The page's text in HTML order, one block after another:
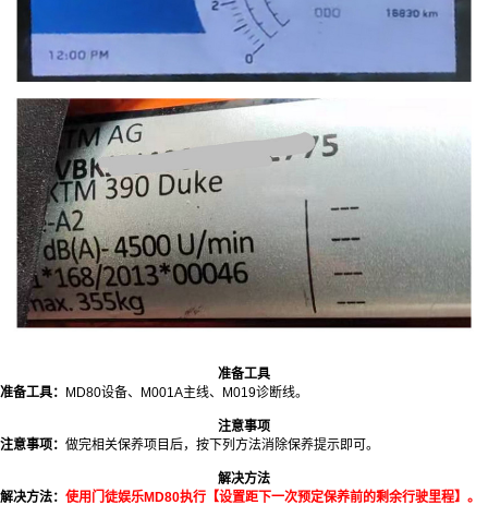
准备工具
准备工具：
MD80设备、M001A主线、M019诊断线。
注意事项
注意事项： 做完相关保养项目后，按下列方法消除保养提示即可。
解决方法
解决方法： 使用门徒娱乐MD80执行【设置距下一次预定保养前的剩余行驶里程】。